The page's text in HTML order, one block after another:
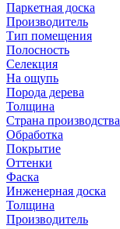
Паркетная доска
Производитель
Тип помещения
Полосность
Селекция
На ощупь
Порода дерева
Толщина
Страна производства
Обработка
Покрытие
Оттенки
Фаска
Инженерная доска
Толщина
Производитель